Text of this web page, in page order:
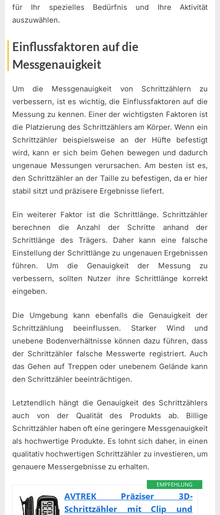
für Ihr spezielles Bedürfnis und Ihre Aktivität
auszuwählen.
Einflussfaktoren auf die
Messgenauigkeit
Um die Messgenauigkeit von Schrittzählern zu
verbessern, ist es wichtig, die Einflussfaktoren auf die
Messung zu kennen. Einer der wichtigsten Faktoren ist
die Platzierung des Schrittzählers am Körper. Wenn ein
Schrittzähler beispielsweise an der Hüfte befestigt
wird, kann er sich beim Gehen bewegen und dadurch
ungenaue Messungen verursachen. Am besten ist es,
den Schrittzähler an der Taille zu befestigen, da er hier
stabil sitzt und präzisere Ergebnisse liefert.
Ein weiterer Faktor ist die Schrittlänge. Schrittzähler
berechnen die Anzahl der Schritte anhand der
Schrittlänge des Trägers. Daher kann eine falsche
Einstellung der Schrittlänge zu ungenauen Ergebnissen
führen. Um die Genauigkeit der Messung zu
verbessern, sollten Nutzer ihre Schrittlänge korrekt
eingeben.
Die Umgebung kann ebenfalls die Genauigkeit der
Schrittzählung beeinflussen. Starker Wind und
unebene Bodenverhältnisse können dazu führen, dass
der Schrittzähler falsche Messwerte registriert. Auch
das Gehen auf Treppen oder unebenem Gelände kann
den Schrittzähler beeinträchtigen.
Letztendlich hängt die Genauigkeit des Schrittzählers
auch von der Qualität des Produkts ab. Billige
Schrittzähler haben oft eine geringere Messgenauigkeit
als hochwertige Produkte. Es lohnt sich daher, in einen
qualitativ hochwertigen Schrittzähler zu investieren, um
genauere Messergebnisse zu erhalten.
EMPFEHLUNG
AVTREK Präziser 3D-
Schrittzähler mit Clip und